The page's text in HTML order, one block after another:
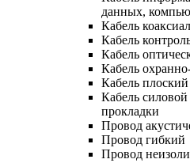
данных,
Кабель
Кабель
Кабель
Кабель
Кабель плоский
Кабель
прокладки
Провод
Провод гибкий
Провод